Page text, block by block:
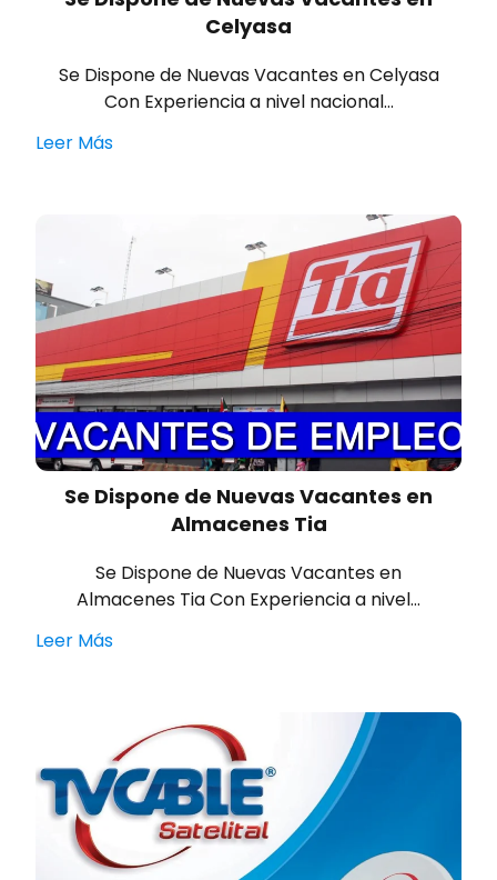
Celyasa
Se Dispone de Nuevas Vacantes en Celyasa
Con Experiencia a nivel nacional…
Leer Más
Se Dispone de Nuevas Vacantes en
Almacenes Tia
Se Dispone de Nuevas Vacantes en
Almacenes Tia Con Experiencia a nivel…
Leer Más